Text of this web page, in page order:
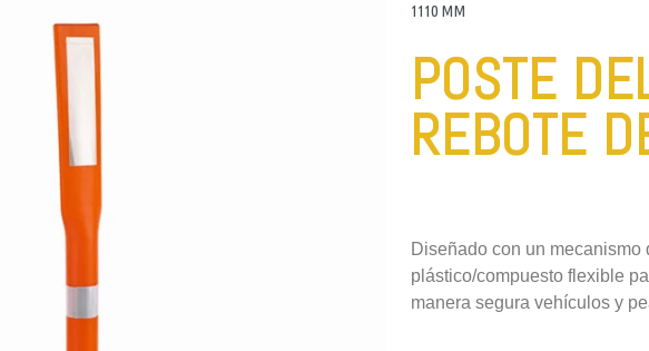
1110 MM
POSTE
REBOTE
Diseñado con un mecanismo
plástico/compuesto flexible
manera segura vehículos y